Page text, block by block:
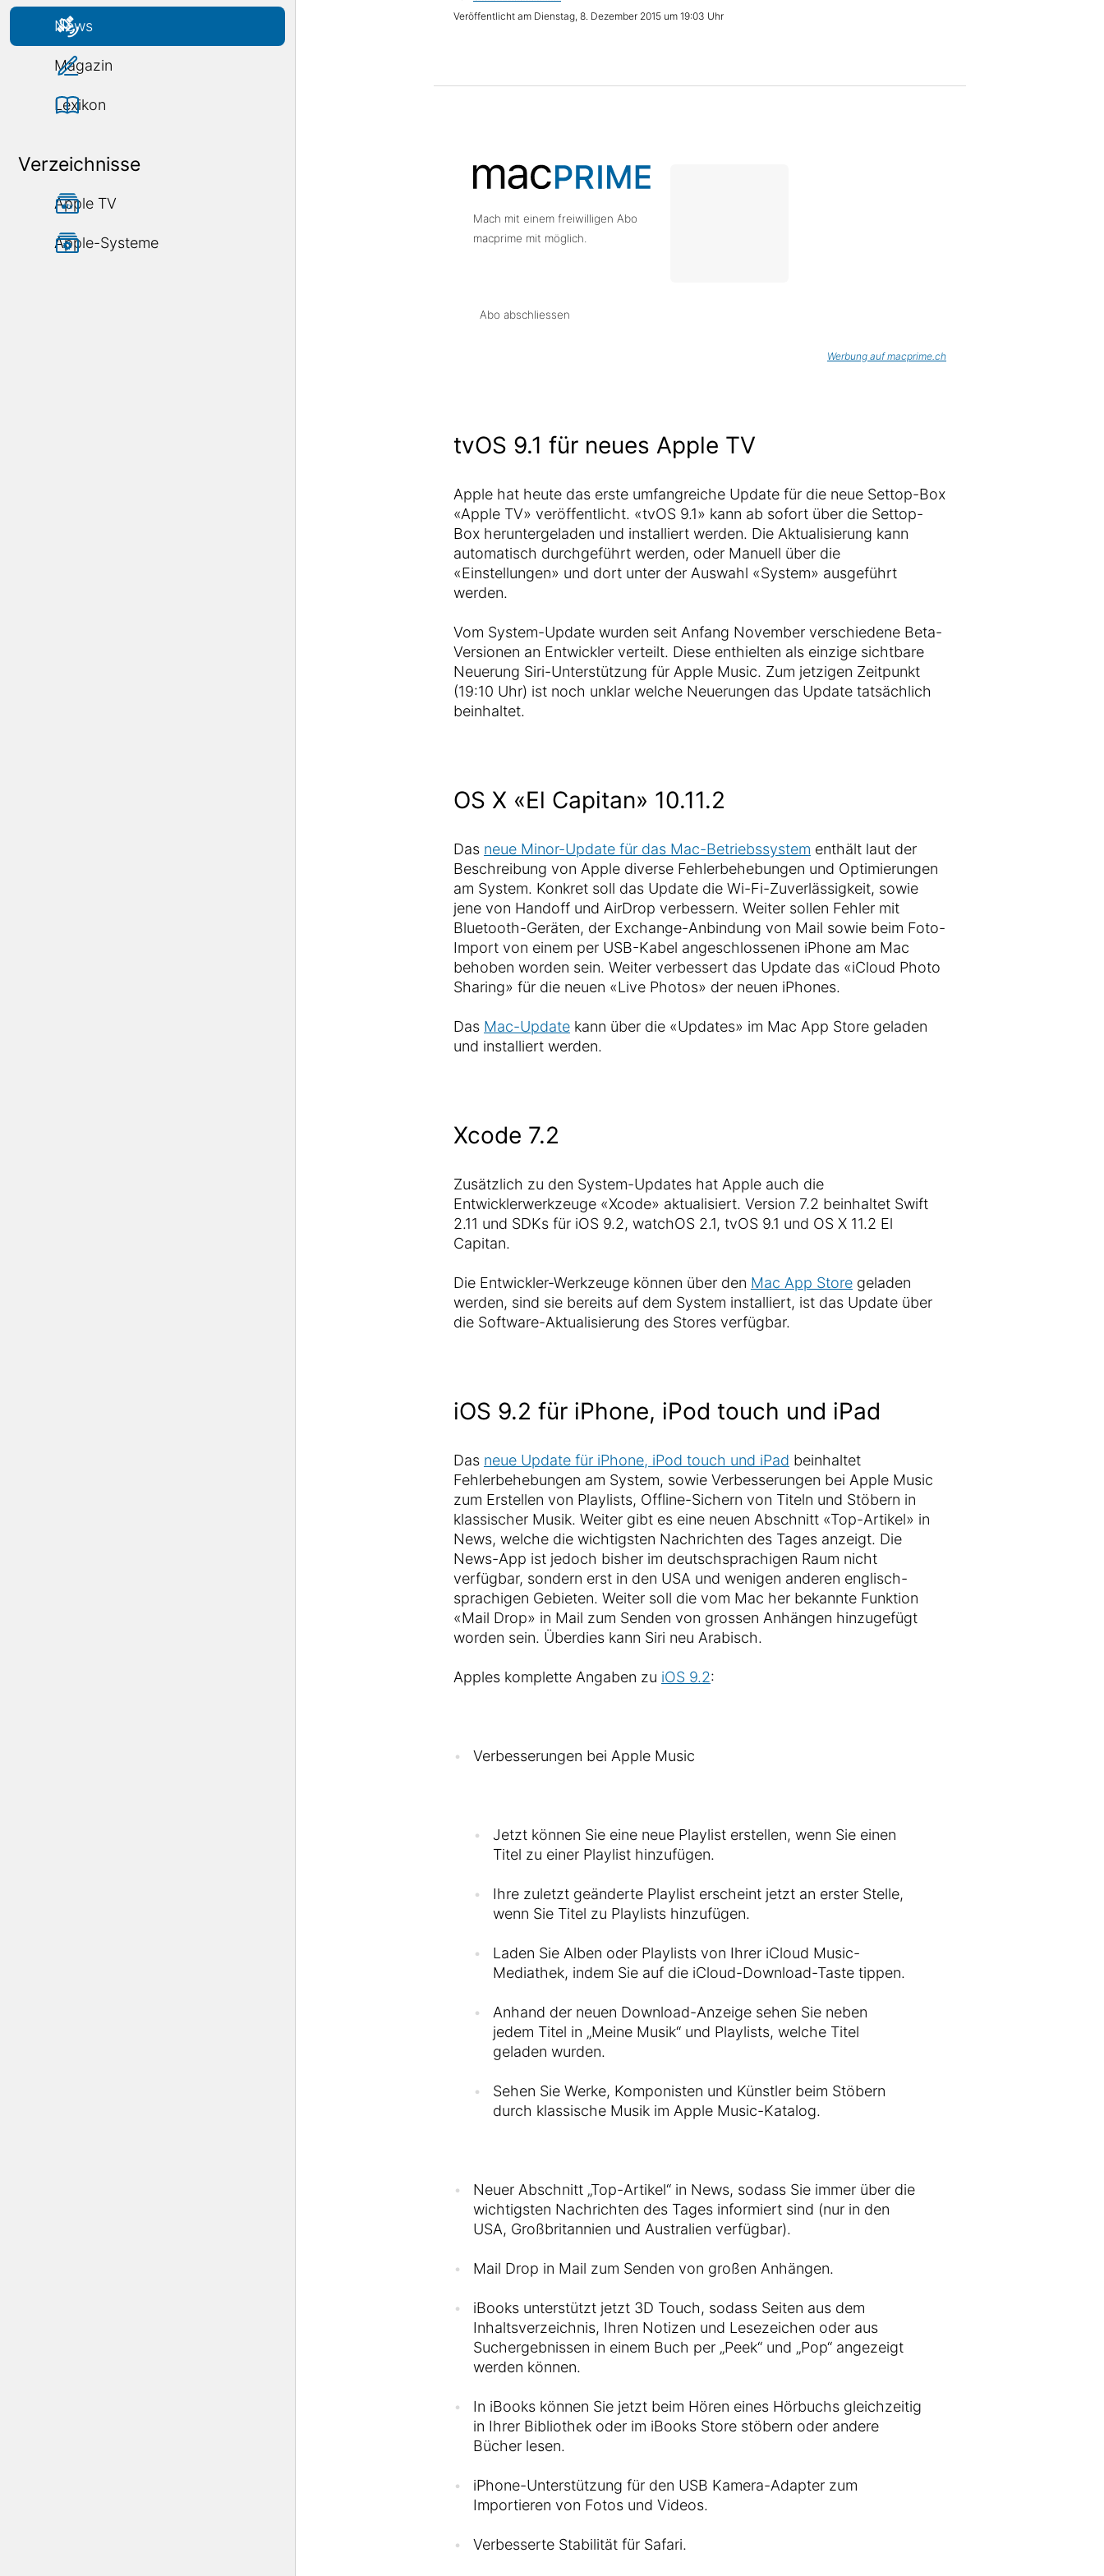
News
Magazin
Lexikon
Verzeichnisse
Apple TV
Apple-Systeme
Dienstag, 8. Dezember 2015 um 19:03 Uhr
Mach mit einem freiwilligen Abo
macprime mit möglich.
Abo abschliessen
Werbung auf macprime.ch
tvOS 9.1 für neues Apple TV
Apple hat heute das erste umfangreiche Update für die neue Settop-Box
«Apple TV» veröffentlicht. «tvOS 9.1» kann ab sofort über die Settop-
Box heruntergeladen und installiert werden. Die Aktualisierung kann
automatisch durchgeführt werden, oder Manuell über die
«Einstellungen» und dort unter der Auswahl «System» ausgeführt
werden.
Vom System-Update wurden seit Anfang November verschiedene Beta-
Versionen an Entwickler verteilt. Diese enthielten als einzige sichtbare
Neuerung Siri-Unterstützung für Apple Music. Zum jetzigen Zeitpunkt
(19:10 Uhr) ist noch unklar welche Neuerungen das Update tatsächlich
beinhaltet.
OS X «El Capitan» 10.11.2
Das neue Minor-Update für das Mac-Betriebssystem enthält laut der
Beschreibung von Apple diverse Fehlerbehebungen und Optimierungen
am System. Konkret soll das Update die Wi-Fi-Zuverlässigkeit, sowie
jene von Handoff und AirDrop verbessern. Weiter sollen Fehler mit
Bluetooth-Geräten, der Exchange-Anbindung von Mail sowie beim Foto-
Import von einem per USB-Kabel angeschlossenen iPhone am Mac
behoben worden sein. Weiter verbessert das Update das «iCloud Photo
Sharing» für die neuen «Live Photos» der neuen iPhones.
Das Mac-Updatekann über die «Updates» im Mac App Store geladen
und installiert werden.
Xcode 7.2
Zusätzlich zu den System-Updates hat Apple auch die
Entwicklerwerkzeuge «Xcode» aktualisiert. Version 7.2 beinhaltet Swift
2.11 und SDKs für iOS 9.2, watchOS 2.1, tvOS 9.1 und OS X 11.2 El
Capitan.
Die Entwickler-Werkzeuge können über den Mac App Storegeladen
werden, sind sie bereits auf dem System installiert, ist das Update über
die Software-Aktualisierung des Stores verfügbar.
iOS 9.2 für iPhone, iPod touch und iPad
Das neue Update für iPhone, iPod touch und iPad beinhaltet
Fehlerbehebungen am System, sowie Verbesserungen bei Apple Music
zum Erstellen von Playlists, Offline-Sichern von Titeln und Stöbern in
klassischer Musik. Weiter gibt es eine neuen Abschnitt «Top-Artikel» in
News, welche die wichtigsten Nachrichten des Tages anzeigt. Die
News-App ist jedoch bisher im deutschsprachigen Raum nicht
verfügbar, sondern erst in den USA und wenigen anderen englisch-
sprachigen Gebieten. Weiter soll die vom Mac her bekannte Funktion
«Mail Drop» in Mail zum Senden von grossen Anhängen hinzugefügt
worden sein. Überdies kann Siri neu Arabisch.
Apples komplette Angaben zu iOS 9.2:
Verbesserungen bei Apple Music
Jetzt können Sie eine neue Playlist erstellen, wenn Sie einen
Titel zu einer Playlist hinzufügen.
Ihre zuletzt geänderte Playlist erscheint jetzt an erster Stelle,
wenn Sie Titel zu Playlists hinzufügen.
Laden Sie Alben oder Playlists von Ihrer iCloud Music-
Mediathek, indem Sie auf die iCloud-Download-Taste tippen.
Anhand der neuen Download-Anzeige sehen Sie neben
jedem Titel in „Meine Musik“ und Playlists, welche Titel
geladen wurden.
Sehen Sie Werke, Komponisten und Künstler beim Stöbern
durch klassische Musik im Apple Music-Katalog.
Neuer Abschnitt „Top-Artikel“ in News, sodass Sie immer über die
wichtigsten Nachrichten des Tages informiert sind (nur in den
USA, Großbritannien und Australien verfügbar).
Mail Drop in Mail zum Senden von großen Anhängen.
iBooks unterstützt jetzt 3D Touch, sodass Seiten aus dem
Inhaltsverzeichnis, Ihren Notizen und Lesezeichen oder aus
Suchergebnissen in einem Buch per „Peek“ und „Pop“ angezeigt
werden können.
In iBooks können Sie jetzt beim Hören eines Hörbuchs gleichzeitig
in Ihrer Bibliothek oder im iBooks Store stöbern oder andere
Bücher lesen.
iPhone-Unterstützung für den USB Kamera-Adapter zum
Importieren von Fotos und Videos.
Verbesserte Stabilität für Safari.